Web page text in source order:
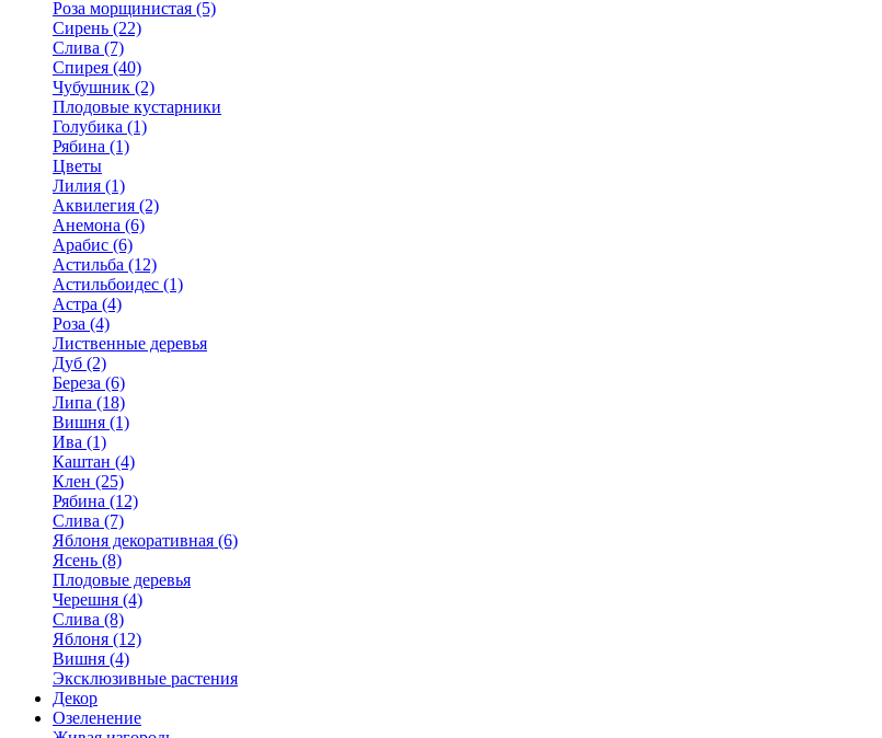
Роза морщинистая (5)
Сирень (22)
Слива (7)
Спирея (40)
Чубушник (2)
Плодовые кустарники
Голубика (1)
Рябина (1)
Цветы
Лилия (1)
Аквилегия (2)
Анемона (6)
Арабис (6)
Астильба (12)
Астильбоидес (1)
Астра (4)
Роза (4)
Лиственные деревья
Дуб (2)
Береза (6)
Липа (18)
Вишня (1)
Ива (1)
Каштан (4)
Клен (25)
Рябина (12)
Слива (7)
Яблоня декоративная (6)
Ясень (8)
Плодовые деревья
Черешня (4)
Слива (8)
Яблоня (12)
Вишня (4)
Эксклюзивные растения
Декор
Озеленение